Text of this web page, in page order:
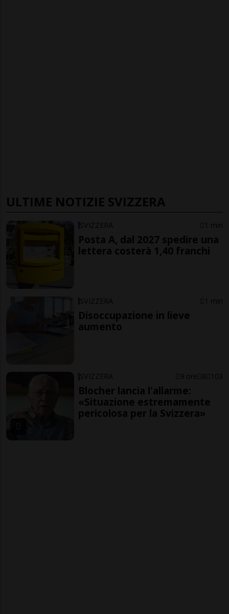
ULTIME NOTIZIE SVIZZERA
SVIZZERA 1 min
Posta A, dal 2027 spedire una
lettera costerà 1,40 franchi
SVIZZERA 1 min
Disoccupazione in lieve
aumento
SVIZZERA 9 ore 8 103
Blocher lancia l'allarme:
«Situazione estremamente
pericolosa per la Svizzera»